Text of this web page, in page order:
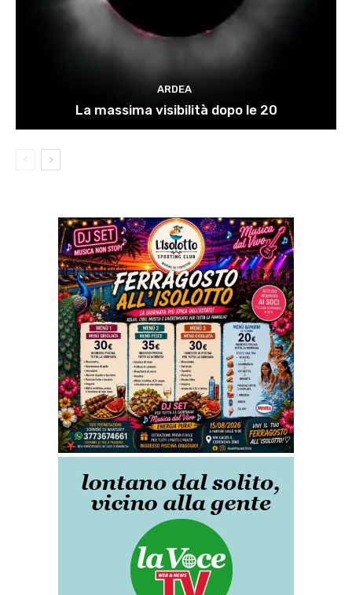
ARDEA
La massima visibilità dopo le 20